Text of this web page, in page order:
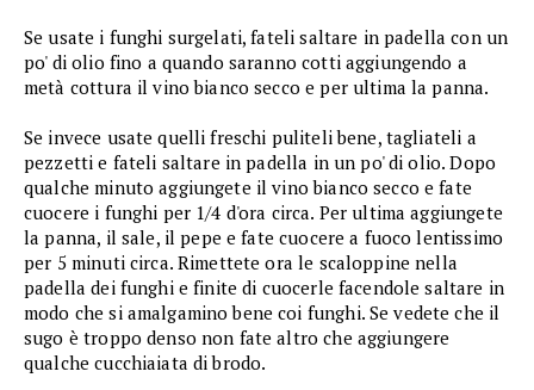
Se usate i funghi surgelati, fateli saltare in padella con un
po' di olio fino a quando saranno cotti aggiungendo a
metà cottura il vino bianco secco e per ultima la panna.
Se invece usate quelli freschi puliteli bene, tagliateli a
pezzetti e fateli saltare in padella in un po' di olio. Dopo
qualche minuto aggiungete il vino bianco secco e fate
cuocere i funghi per 1/4 d'ora circa. Per ultima aggiungete
la panna, il sale, il pepe e fate cuocere a fuoco lentissimo
per 5 minuti circa. Rimettete ora le scaloppine nella
padella dei funghi e finite di cuocerle facendole saltare in
modo che si amalgamino bene coi funghi. Se vedete che il
sugo è troppo denso non fate altro che aggiungere
qualche cucchiaiata di brodo.